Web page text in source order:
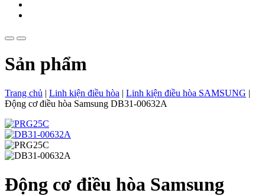
Sản phẩm
Trang chủ | Linh kiện điều hòa | Linh kiện điều hòa SAMSUNG |
Động cơ điều hòa Samsung DB31-00632A
Động cơ điều hòa Samsung